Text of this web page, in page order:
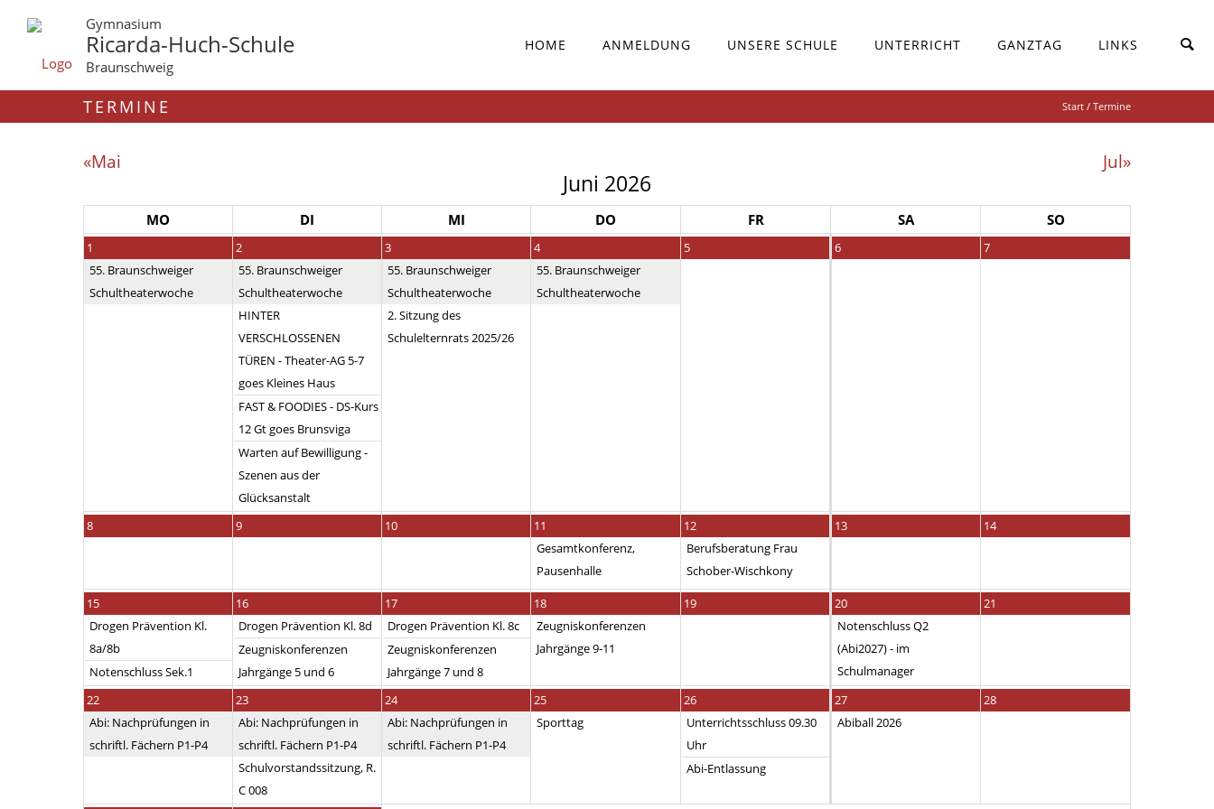
Gymnasium
Ricarda-Huch-Schule
Braunschweig
HOME ANMELDUNG UNSERE SCHULE UNTERRICHT GANZTAG LINKS
TERMINE Start / Termine
«Mai Jul»
Juni 2026
MO DI MI DO FR SA SO
1
55. Braunschweiger
Schultheaterwoche
2
55. Braunschweiger
Schultheaterwoche
HINTER
VERSCHLOSSENEN
TÜREN - Theater-AG 5-7
goes Kleines Haus
FAST & FOODIES - DS-Kurs
12 Gt goes Brunsviga
Warten auf Bewilligung -
Szenen aus der
Glücksanstalt
3
55. Braunschweiger
Schultheaterwoche
2. Sitzung des
Schulelternrats 2025/26
4
55. Braunschweiger
Schultheaterwoche
5 6 7
8 9 10
11
Gesamtkonferenz,
Pausenhalle
12
Berufsberatung Frau
Schober-Wischkony
13 14
15
Drogen Prävention Kl.
8a/8b
Notenschluss Sek.1
16
Drogen Prävention Kl. 8d
Zeugniskonferenzen
Jahrgänge 5 und 6
17
Drogen Prävention Kl. 8c
Zeugniskonferenzen
Jahrgänge 7 und 8
18
Zeugniskonferenzen
Jahrgänge 9-11
19
20
Notenschluss Q2
(Abi2027) - im
Schulmanager
21
22
Abi: Nachprüfungen in
schriftl. Fächern P1-P4
23
Abi: Nachprüfungen in
schriftl. Fächern P1-P4
Schulvorstandssitzung, R.
C 008
24
Abi: Nachprüfungen in
schriftl. Fächern P1-P4
25
Sporttag
26
Unterrichtsschluss 09.30
Uhr
Abi-Entlassung
27
Abiball 2026
28